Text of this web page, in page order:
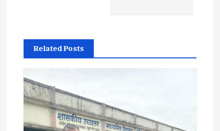
a
v
g
Related Posts